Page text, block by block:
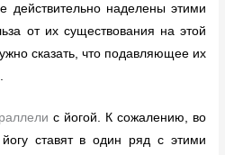
действительно наделены этими
от их существования на этой
сказать, что подавляющее их
с йогой. К сожалению, во
йогу ставят в один ряд с этими